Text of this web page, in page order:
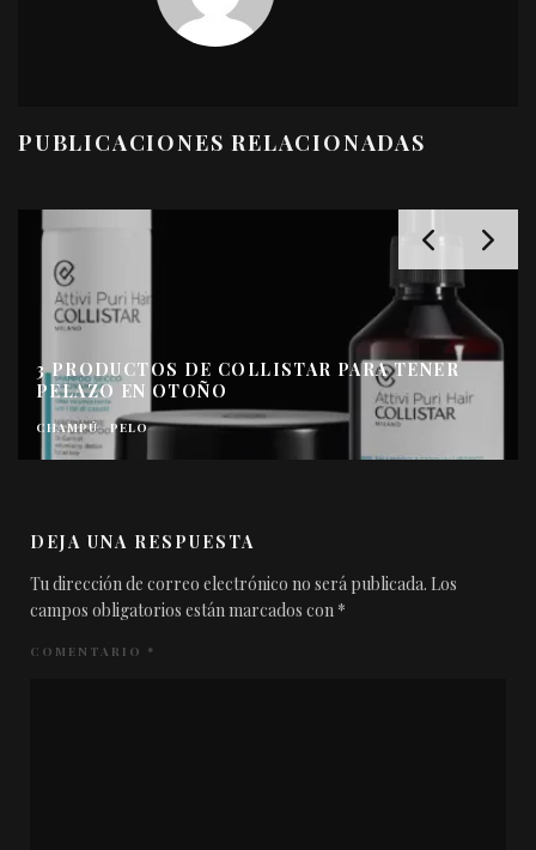
PUBLICACIONES RELACIONADAS
3 PRODUCTOS DE COLLISTAR PARA TENER
PELAZO EN OTOÑO
CHAMPÚ PELO
DEJA UNA RESPUESTA
Tu dirección de correo electrónico no será publicada. Los
campos obligatorios están marcados con *
COMENTARIO *